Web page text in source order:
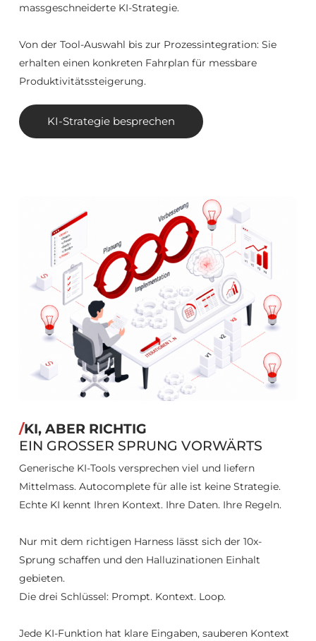
massgeschneiderte KI-Strategie.
Von der Tool-Auswahl bis zur Prozessintegration: Sie
erhalten einen konkreten Fahrplan für messbare
Produktivitätssteigerung.
KI-Strategie besprechen
/KI, ABER RICHTIG
EIN GROSSER SPRUNG VORWÄRTS
Generische KI-Tools versprechen viel und liefern
Mittelmass. Autocomplete für alle ist keine Strategie.
Echte KI kennt Ihren Kontext. Ihre Daten. Ihre Regeln.
Nur mit dem richtigen Harness lässt sich der 10x-
Sprung schaffen und den Halluzinationen Einhalt
gebieten.
Die drei Schlüssel: Prompt. Kontext. Loop.
Jede KI-Funktion hat klare Eingaben, sauberen Kontext